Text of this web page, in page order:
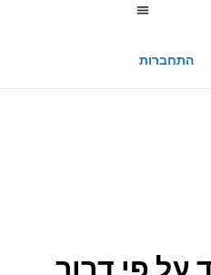
התחברות